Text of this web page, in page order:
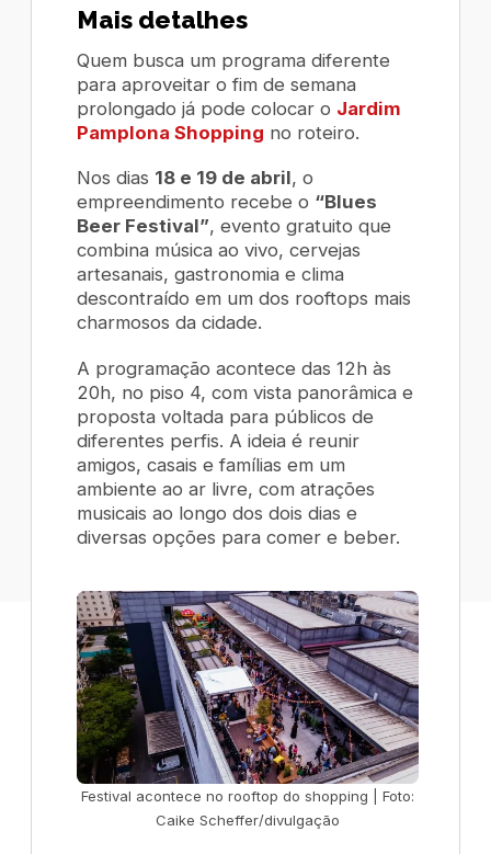
Mais detalhes
Quem busca um programa diferente
para aproveitar o fim de semana
prolongado já pode colocar o Jardim
Pamplona Shopping no roteiro.
Nos dias 18 e 19 de abril, o
empreendimento recebe o “Blues
Beer Festival”, evento gratuito que
combina música ao vivo, cervejas
artesanais, gastronomia e clima
descontraído em um dos rooftops mais
charmosos da cidade.
A programação acontece das 12h às
20h, no piso 4, com vista panorâmica e
proposta voltada para públicos de
diferentes perfis. A ideia é reunir
amigos, casais e famílias em um
ambiente ao ar livre, com atrações
musicais ao longo dos dois dias e
diversas opções para comer e beber.
Festival acontece no rooftop do shopping | Foto:
Caike Scheffer/divulgação